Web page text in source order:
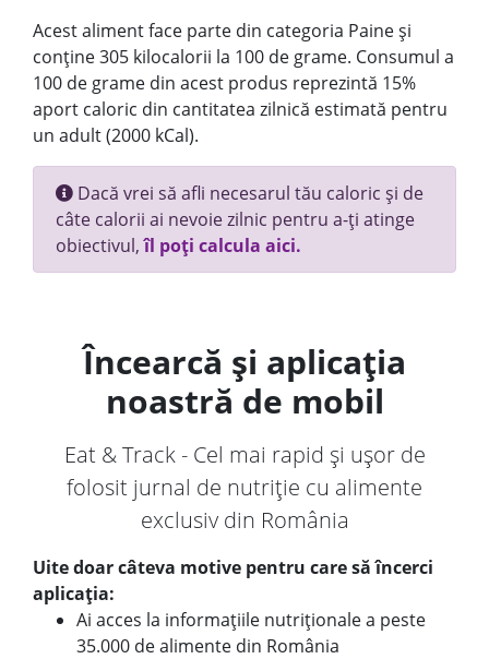
Acest aliment face parte din categoria Paine și
conține 305 kilocalorii la 100 de grame. Consumul a
100 de grame din acest produs reprezintă 15%
aport caloric din cantitatea zilnică estimată pentru
un adult (2000 kCal).
Dacă vrei să afli necesarul tău caloric și de
câte calorii ai nevoie zilnic pentru a-ți atinge
obiectivul,îl poți calcula aici.
Încearcă și aplicația
noastră de mobil
Eat & Track - Cel mai rapid și ușor de
folosit jurnal de nutriție cu alimente
exclusiv din România
Uite doar câteva motive pentru care să încerci
aplicația:
Ai acces la informațiile nutriționale a peste
35.000 de alimente din România